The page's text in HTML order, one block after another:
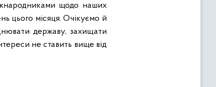
щодо наших
цього місяця. Очікуємо й
державу, захищати
не ставить вище від